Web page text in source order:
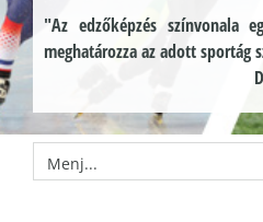
"Az edzőképzés színvonala
meghatározza az adott sportág
Menj...